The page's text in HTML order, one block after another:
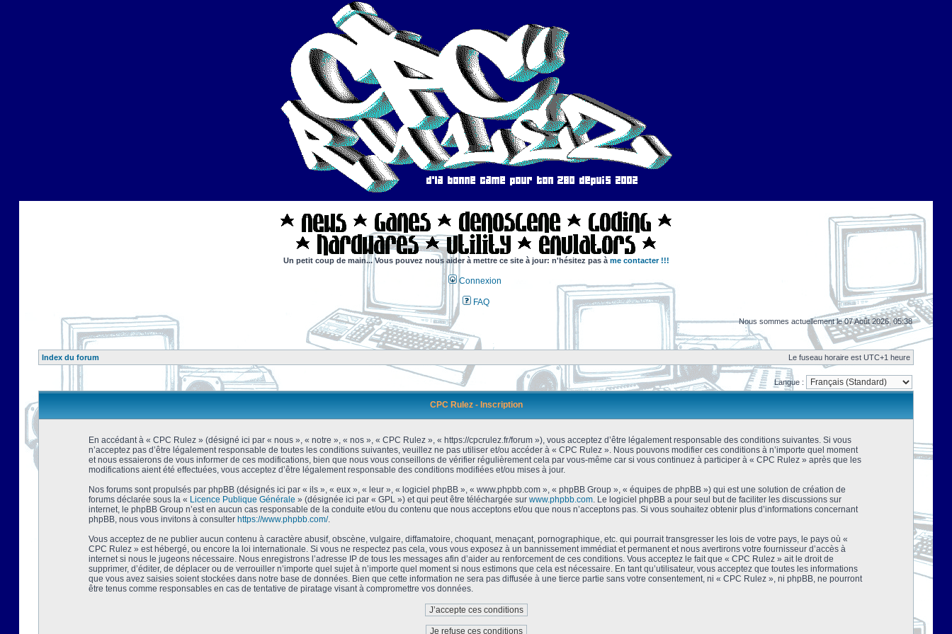
Un petit coup de main... Vous pouvez nous aider à mettre ce site à jour: n'hésitez pas à me contacter !!!
Connexion
FAQ
Nous sommes actuellement le 07 Août 2026, 05:38
Index du forum Le fuseau horaire est UTC+1 heure
Langue :
CPC Rulez - Inscription
En accédant à « CPC Rulez » (désigné ici par « nous », « notre », « nos », « CPC Rulez », « https://cpcrulez.fr/forum »), vous acceptez d’être légalement responsable des conditions suivantes. Si vous
n’acceptez pas d’être légalement responsable de toutes les conditions suivantes, veuillez ne pas utiliser et/ou accéder à « CPC Rulez ». Nous pouvons modifier ces conditions à n’importe quel moment
et nous essaierons de vous informer de ces modifications, bien que nous vous conseillons de vérifier régulièrement cela par vous-même car si vous continuez à participer à « CPC Rulez » après que les
modifications aient été effectuées, vous acceptez d’être légalement responsable des conditions modifiées et/ou mises à jour.
Nos forums sont propulsés par phpBB (désignés ici par « ils », « eux », « leur », « logiciel phpBB », « www.phpbb.com », « phpBB Group », « équipes de phpBB ») qui est une solution de création de
forums déclarée sous la « Licence Publique Générale » (désignée ici par « GPL ») et qui peut être téléchargée sur www.phpbb.com. Le logiciel phpBB a pour seul but de faciliter les discussions sur
internet, le phpBB Group n’est en aucun cas responsable de la conduite et/ou du contenu que nous acceptons et/ou que nous n’acceptons pas. Si vous souhaitez obtenir plus d’informations concernant
phpBB, nous vous invitons à consulter https://www.phpbb.com/.
Vous acceptez de ne publier aucun contenu à caractère abusif, obscène, vulgaire, diffamatoire, choquant, menaçant, pornographique, etc. qui pourrait transgresser les lois de votre pays, le pays où «
CPC Rulez » est hébergé, ou encore la loi internationale. Si vous ne respectez pas cela, vous vous exposez à un bannissement immédiat et permanent et nous avertirons votre fournisseur d’accès à
internet si nous le jugeons nécessaire. Nous enregistrons l’adresse IP de tous les messages afin d’aider au renforcement de ces conditions. Vous acceptez le fait que « CPC Rulez » ait le droit de
supprimer, d’éditer, de déplacer ou de verrouiller n’importe quel sujet à n’importe quel moment si nous estimons que cela est nécessaire. En tant qu’utilisateur, vous acceptez que toutes les informations
que vous avez saisies soient stockées dans notre base de données. Bien que cette information ne sera pas diffusée à une tierce partie sans votre consentement, ni « CPC Rulez », ni phpBB, ne pourront
être tenus comme responsables en cas de tentative de piratage visant à compromettre vos données.